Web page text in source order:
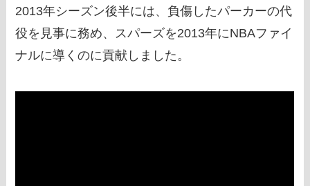
2013年シーズン後半には、負傷したパーカーの代
役を見事に務め、スパーズを2013年にNBAファイ
ナルに導くのに貢献しました。